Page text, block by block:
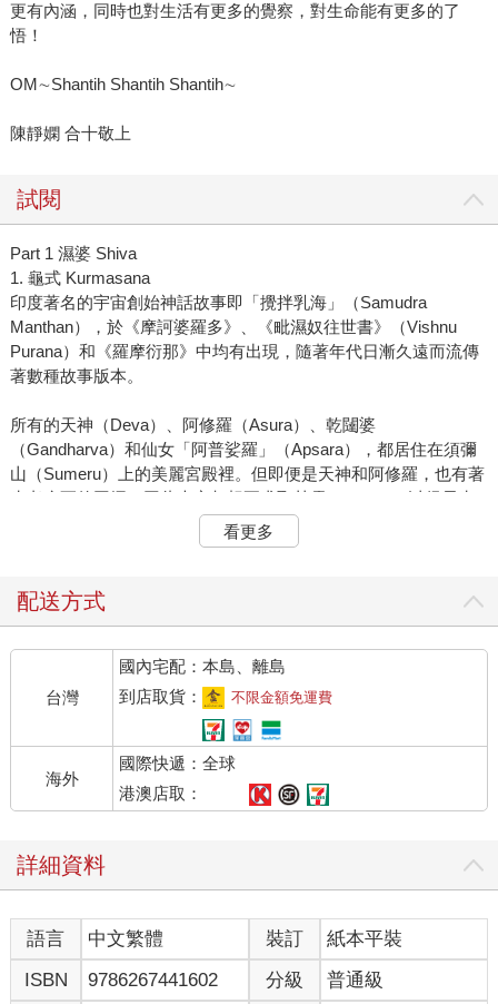
更有內涵，同時也對生活有更多的覺察，對生命能有更多的了
悟！
OM∼Shantih Shantih Shantih∼
陳靜嫻 合十敬上
試閱
Part 1 濕婆 Shiva
1. 龜式 Kurmasana
印度著名的宇宙創始神話故事即「攪拌乳海」（Samudra
Manthan），於《摩訶婆羅多》、《毗濕奴往世書》（Vishnu
Purana）和《羅摩衍那》中均有出現，隨著年代日漸久遠而流傳
著數種故事版本。
所有的天神（Deva）、阿修羅（Asura）、乾闥婆
（Gandharva）和仙女「阿普娑羅」（Apsara），都居住在須彌
山（Sumeru）上的美麗宮殿裡。但即便是天神和阿修羅，也有著
生老病死的困擾，因此大家都想要求取甘露（Amrita）以得長生
爭中，保護神毗濕奴（Vishnu）出面調解紛爭，並訂下規則，要
道合作的艱鉅工作──攪拌乳海。
高聳直入雲霄的須彌山，四周被宇宙乳海包圍著，其在海面下的
深度也深不可測。眾天神和阿修羅們即使合作出力，也無法把整
座山拔起，只好向梵天（Brahma）和毗濕奴求助。這兩位大神請
求蛇王的兄弟大蛇「婆蘇吉」（Vasuki）相助。大蛇婆蘇吉有著
莫大的力氣，以巨長的身軀將須彌山環繞了數圈後，一使力便將
須彌山連根拔起。此時，毗濕奴化身為龜王（參見八一頁）沉入
柱。接著，由九十二位阿修羅負責拉大蛇的頭部，八十八位天神
負責拉大蛇的尾巴，雙方以規律的節奏輪流拉動蛇身，以便轉動
須彌山來攪拌乳海。乳海的海面掀起了陣陣波瀾，傳說此工作進
行了數百年，甚至一千年……
由於雙方夜以繼日地攪拌，震動了乳海中的世界，以致許多寶物
看更多
配送方式
台灣
國內宅配：本島、離島
到店取貨：
不限金額免運費
海外
國際快遞：全球
港澳店取：
詳細資料
語言 中文繁體 裝訂
紙本平裝
ISBN
9786267441602 分級 普通級